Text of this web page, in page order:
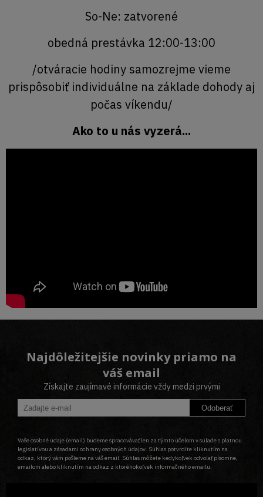
So-Ne: zatvorené
obedná prestávka 12:00-13:00
/otváracie hodiny samozrejme vieme
prispôsobiť individuálne na základe dohody aj
počas víkendu/
Ako to u nás vyzerá...
Najdôležitejšie novinky priamo na
váš email
Získajte zaujímavé informácie vždy medzi prvými
Odoberať
Vaše osobné údaje (email) budeme spracovávať len za týmto účelom v súlade s platnou
legislatívou a zásadami ochrany osobných údajov. Súhlas potvrdíte kliknutím na
odkaz, ktorý vám pošleme na váš email. Súhlas môžete kedykoľvek odvolať písomne,
emailom alebo kliknutím na odkaz z ktoréhokoľvek informačného emailu.